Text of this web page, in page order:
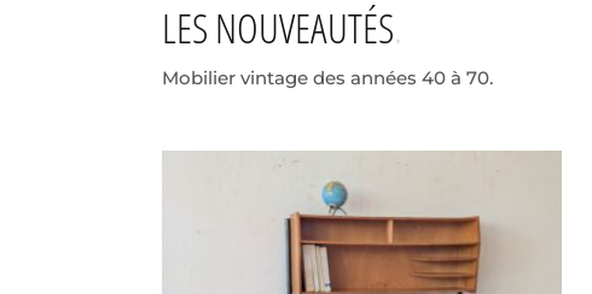
LES NOUVEAUTÉS
Mobilier vintage des années 40 à 70.